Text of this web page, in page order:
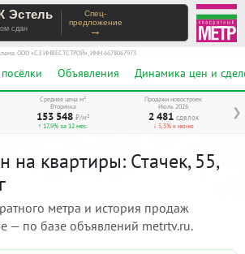
Эстель
сдан
Спец-
предложение
→
ООО «СЗ ИНВЕСТСТРОЙ», ИНН 6678067973
Объявления Динамика цен и
❯
Средняя цена м²
Вторичка
153 548 ₽/м²
↑ 17,9% за 12 мес.
Продажи новостроек
Июль 2026
2 481 сделок
↓ 5,3% к июню
на квартиры: Стачек, 55,
метра и история продаж
— по базе объявлений metrtv.ru.